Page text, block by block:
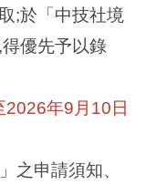
;於「中技社境
優先予以錄
年9月10日
之申請須知、